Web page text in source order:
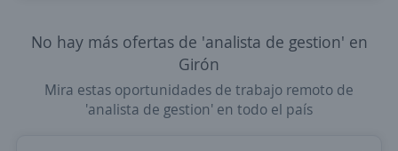
No hay más ofertas de 'analista de gestion' en
Girón
Mira estas oportunidades de trabajo remoto de
'analista de gestion' en todo el país